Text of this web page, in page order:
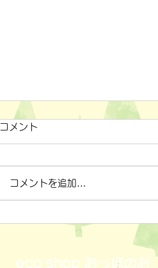
コメント
コメントを追加…
eco shop おっぽのお